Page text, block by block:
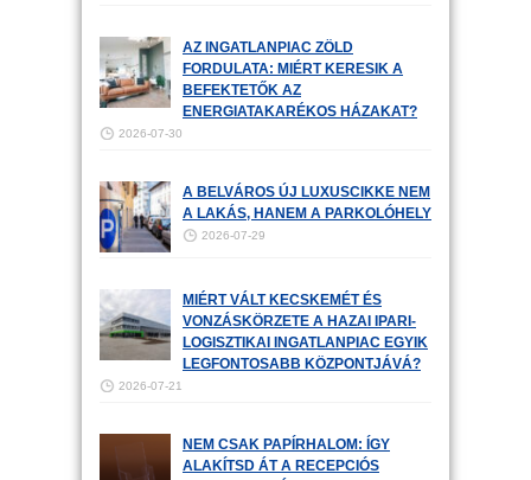
AZ INGATLANPIAC ZÖLD
FORDULATA: MIÉRT KERESIK A
BEFEKTETŐK AZ
ENERGIATAKARÉKOS HÁZAKAT?
2026-07-30
A BELVÁROS ÚJ LUXUSCIKKE NEM
A LAKÁS, HANEM A PARKOLÓHELY
2026-07-29
MIÉRT VÁLT KECSKEMÉT ÉS
VONZÁSKÖRZETE A HAZAI IPARI-
LOGISZTIKAI INGATLANPIAC EGYIK
LEGFONTOSABB KÖZPONTJÁVÁ?
2026-07-21
NEM CSAK PAPÍRHALOM: ÍGY
ALAKÍTSD ÁT A RECEPCIÓS